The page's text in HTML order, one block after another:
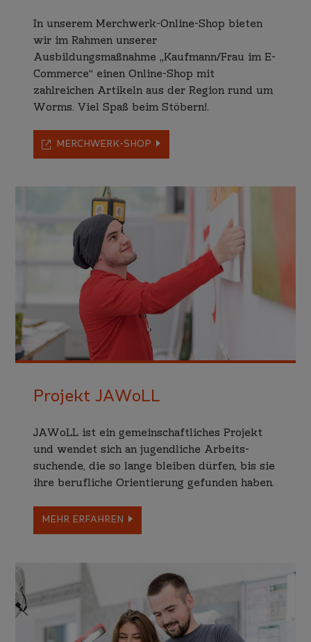
In unserem Merchwerk-Online-Shop bieten
wir im Rahmen unserer
Ausbildungsmaßnahme „Kaufmann/Frau im E-
Commerce“ einen Online-Shop mit
zahlreichen Artikeln aus der Region rund um
Worms. Viel Spaß beim Stöbern!.
MERCHWERK-SHOP
Projekt JAWoLL
JAWoLL ist ein gemein­schaft­liches Projekt
und wendet sich an jugend­liche Arbeits­
suchende, die so lange bleiben dürfen, bis sie
ihre beruf­liche Orien­tierung gefun­den haben.
MEHR ERFAHREN